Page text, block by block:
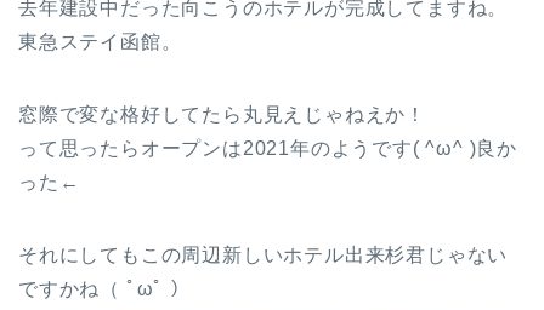
去年建設中だった向こうのホテルが完成してますね。
東急ステイ函館。
窓際で変な格好してたら丸見えじゃねえか！
って思ったらオープンは2021年のようです( ^ω^ )良か
った←
それにしてもこの周辺新しいホテル出来杉君じゃない
ですかね（ ﾟωﾟ ）